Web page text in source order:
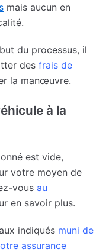
mais aucun en
du processus, il
des frais de
la manœuvre.
à la
est vide,
votre moyen de
vous au
en savoir plus.
indiqués muni de
assurance